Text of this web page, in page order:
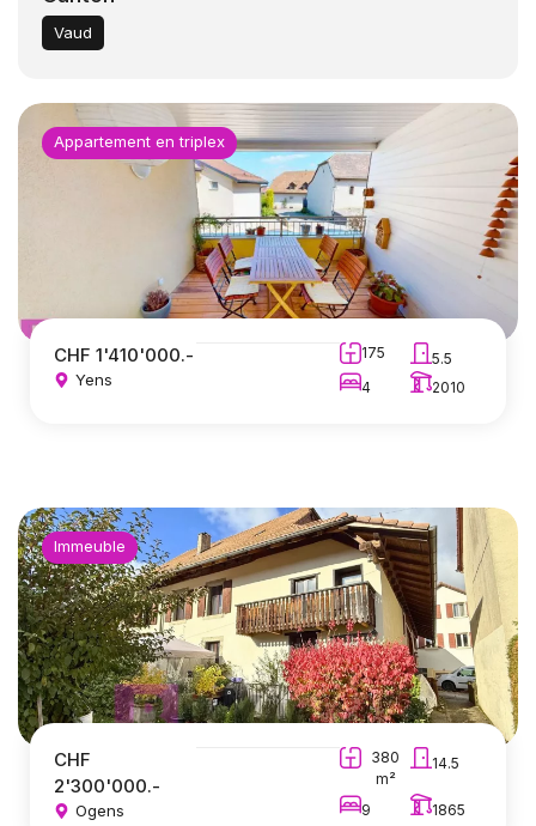
Vaud
Appartement en triplex
CHF 1'410'000.-
Yens
175
5.5
4
2010
Immeuble
CHF
2'300'000.-
Ogens
380
m²
14.5
9 1865